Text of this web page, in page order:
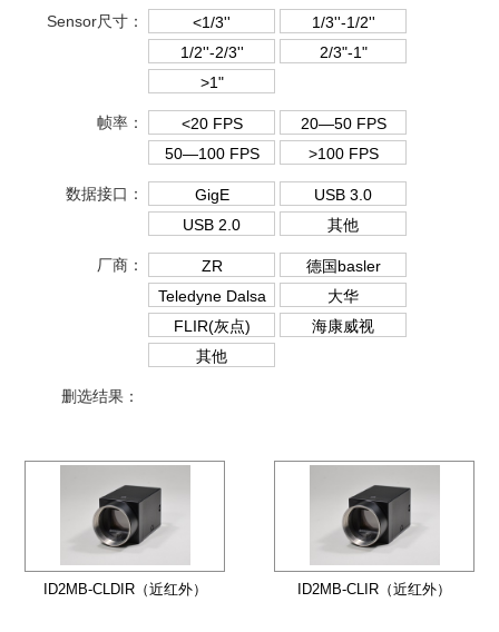
Sensor尺寸： <1/3''
1/3''-1/2''
1/2''-2/3''
2/3"-1"
>1"
帧率： <20 FPS
20—50 FPS
50—100 FPS
>100 FPS
数据接口： GigE
USB 3.0
USB 2.0
其他
厂商： ZR
德国basler
Teledyne Dalsa
大华
FLIR(灰点)
海康威视
其他
删选结果：
ID2MB-CLDIR（近红外） ID2MB-CLIR（近红外）